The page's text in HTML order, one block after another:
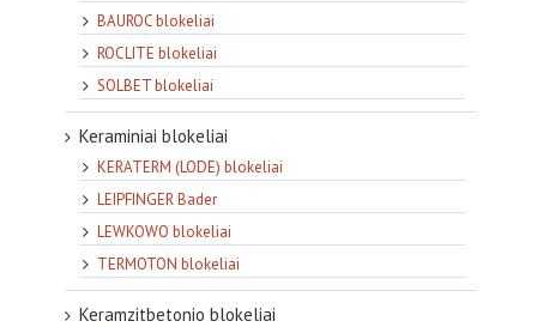
BAUROC blokeliai
ROCLITE blokeliai
SOLBET blokeliai
Keraminiai blokeliai
KERATERM (LODE) blokeliai
LEIPFINGER Bader
LEWKOWO blokeliai
TERMOTON blokeliai
Keramzitbetonio blokeliai